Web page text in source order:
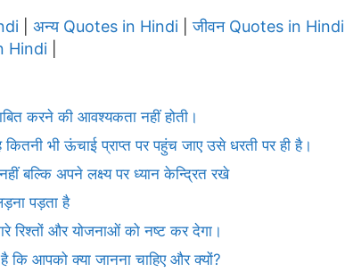
अन्य Quotes in Hindi |जीवन Quotes in Hindi
Hindi
करने की आवश्यकता नहीं होती।
भी ऊंचाई प्राप्त पर पहुंच जाए उसे धरती पर ही है।
बल्कि अपने लक्ष्य पर ध्यान केन्द्रित रखे
पड़ता है
रिश्तों और योजनाओं को नष्ट कर देगा।
आपको क्या जानना चाहिए और क्यों?